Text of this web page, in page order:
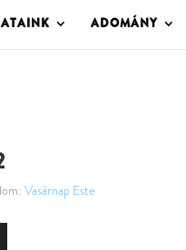
ADOMÁNY
Vasárnap Este